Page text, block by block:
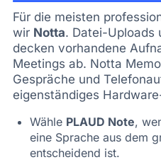
Für die meisten
wir Notta. Datei-Uploads
decken vorhandene
Meetings ab. Notta
Gespräche und
eigenständiges
Wähle PLAUD Note,
eine Sprache aus dem
entscheidend ist.